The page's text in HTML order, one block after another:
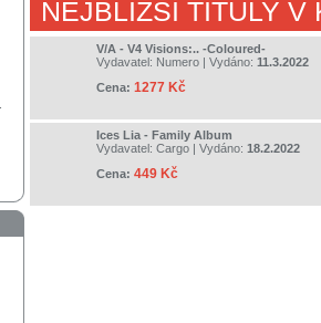
NEJBLIŽŠÍ TITULY V
V/A - V4 Visions:.. -Coloured-
Vydavatel: Numero | Vydáno: 11.3.2022
Cena: 1277 Kč
Ices Lia - Family Album
Vydavatel: Cargo | Vydáno: 18.2.2022
Cena: 449 Kč